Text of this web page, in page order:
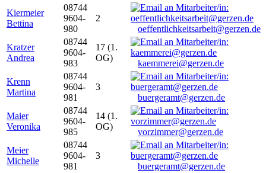
Kiermeier
Bettina
08744
9604-
980
2
oeffentlichkeitsarbeit@gerzen.de
Kratzer
Andrea
08744
9604-
983
17 (1.
OG)
kaemmerei@gerzen.de
Krenn
Martina
08744
9604-
981
3
buergeramt@gerzen.de
Maier
Veronika
08744
9604-
985
14 (1.
OG)
vorzimmer@gerzen.de
Meier
Michelle
08744
9604-
981
3
buergeramt@gerzen.de